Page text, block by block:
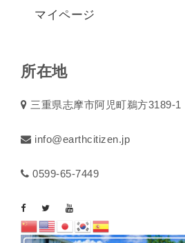
マイページ
所在地
三重県志摩市阿児町鵜方3189-1
info@earthcitizen.jp
0599-65-7449